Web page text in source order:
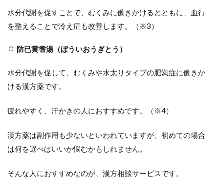
水分代謝を促すことで、むくみに働きかけるとともに、血行
を整えることで冷え症も改善します。（※3）
防已黄耆湯（ぼういおうぎとう）
水分代謝を促して、むくみや水太りタイプの肥満症に働きか
ける漢方薬です。
疲れやすく、汗かきの人におすすめです。（※4）
漢方薬は副作用も少ないといわれていますが、初めての場合
は何を選べばいいか悩むかもしれません。
そんな人におすすめなのが、漢方相談サービスです。